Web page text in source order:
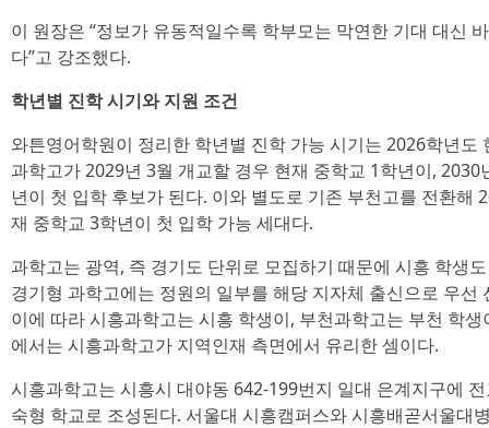
이 원장은 “정보가 유동적일수록 학부모는 막연한 기대 대신
다”고 강조했다.
학년별 진학 시기와 지원 조건
와튼영어학원이 정리한 학년별 진학 가능 시기는 2026학년도
과학고가 2029년 3월 개교할 경우 현재 중학교 1학년이,
년이 첫 입학 후보가 된다. 이와 별도로 기존 부천고를 전환해
재 중학교 3학년이 첫 입학 가능 세대다.
과학고는 광역, 즉 경기도 단위로 모집하기 때문에 시흥 학생
경기형 과학고에는 정원의 일부를 해당 지자체 출신으로 우
이에 따라 시흥과학고는 시흥 학생이, 부천과학고는 부천 학
에서는 시흥과학고가 지역인재 측면에서 유리한 셈이다.
시흥과학고는 시흥시 대야동 642-199번지 일대 은계지구에
숙형 학교로 조성된다. 서울대 시흥캠퍼스와 시흥배곧서울대